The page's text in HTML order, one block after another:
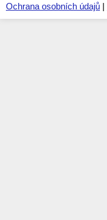
Ochrana osobních údajů |